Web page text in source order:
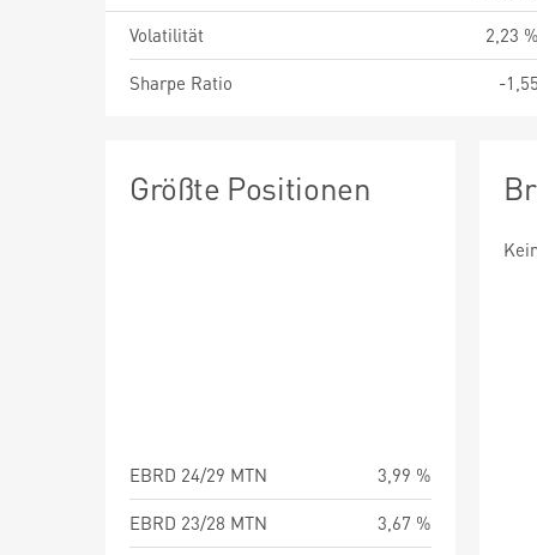
Volatilität
2,23
Sharpe Ratio
-
Größte Positionen
EBRD 24/29 MTN
3,99 %
EBRD 23/28 MTN
3,67 %